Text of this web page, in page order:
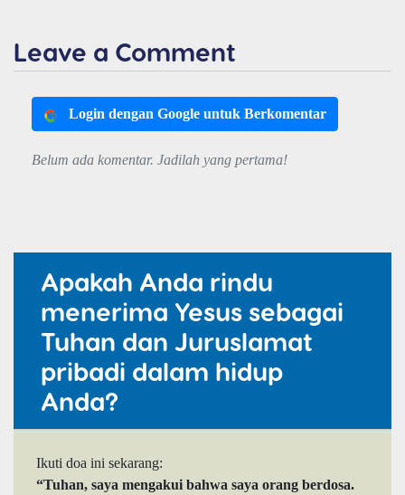
Leave a Comment
Login dengan Google untuk Berkomentar
Belum ada komentar. Jadilah yang pertama!
Apakah Anda rindu
menerima Yesus sebagai
Tuhan dan Juruslamat
pribadi dalam hidup
Anda?
Ikuti doa ini sekarang:
“Tuhan, saya mengakui bahwa saya orang berdosa.